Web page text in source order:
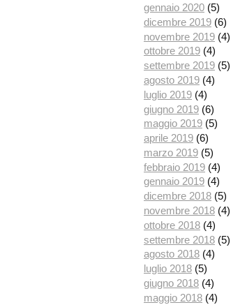
gennaio 2020 (5)
dicembre 2019 (6)
novembre 2019 (4)
ottobre 2019 (4)
settembre 2019 (5)
agosto 2019 (4)
luglio 2019 (4)
giugno 2019 (6)
maggio 2019 (5)
aprile 2019 (6)
marzo 2019 (5)
febbraio 2019 (4)
gennaio 2019 (4)
dicembre 2018 (5)
novembre 2018 (4)
ottobre 2018 (4)
settembre 2018 (5)
agosto 2018 (4)
luglio 2018 (5)
giugno 2018 (4)
maggio 2018 (4)